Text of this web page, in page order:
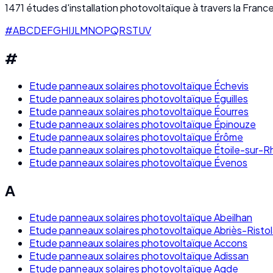
1471 études d'installation photovoltaïque à travers la
#ABCDEFGHIJLMNOPQRSTUV
#
Etude panneaux solaires photovoltaïque Échevis
Etude panneaux solaires photovoltaïque Éguilles
Etude panneaux solaires photovoltaïque Éourres
Etude panneaux solaires photovoltaïque Épinouze
Etude panneaux solaires photovoltaïque Érôme
Etude panneaux solaires photovoltaïque Étoile-sur-
Etude panneaux solaires photovoltaïque Évenos
A
Etude panneaux solaires photovoltaïque Abeilhan
Etude panneaux solaires photovoltaïque Abriès-
Etude panneaux solaires photovoltaïque Accons
Etude panneaux solaires photovoltaïque Adissan
Etude panneaux solaires photovoltaïque Agde